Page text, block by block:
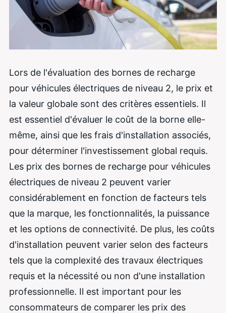
Lors de l'évaluation des bornes de recharge
pour véhicules électriques de niveau 2, le prix et
la valeur globale sont des critères essentiels. Il
est essentiel d'évaluer le coût de la borne elle-
même, ainsi que les frais d'installation associés,
pour déterminer l'investissement global requis.
Les prix des bornes de recharge pour véhicules
électriques de niveau 2 peuvent varier
considérablement en fonction de facteurs tels
que la marque, les fonctionnalités, la puissance
et les options de connectivité. De plus, les coûts
d'installation peuvent varier selon des facteurs
tels que la complexité des travaux électriques
requis et la nécessité ou non d'une installation
professionnelle. Il est important pour les
consommateurs de comparer les prix des